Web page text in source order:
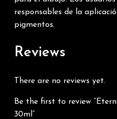
responsables de la
pigmentos.
Reviews
There are no reviews yet.
Be the first to review
30ml”